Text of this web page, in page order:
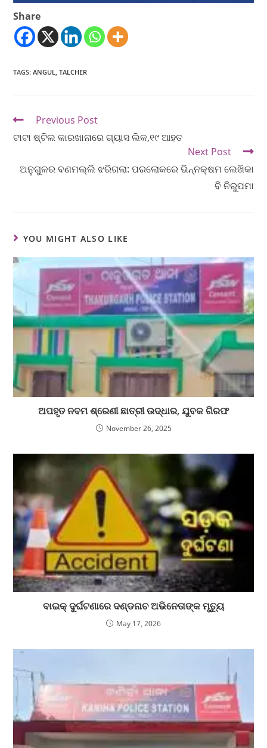
Share
TAGS:ANGUL TALCHER
Previous Post
ଟାଟା ଷ୍ଟିଲ କାରଖାନାରେ ଗ୍ୟାସ ଲିକ,୧୯ ଆହତ
Next Post
ଅନୁଗୁଳର ବଣମଲ୍ଲି ଝରିଗଲା: ପରଲୋକରେ ଭିନ୍ନକ୍ଷମ ଲେଖିକା
ବି ନିରୁପମା
YOU MIGHT ALSO LIKE
ଅପହୃତ ନବମ ଶ୍ରେଣୀ ଛାତ୍ରୀ ଉଦ୍ଧାର, ଯୁବକ ଗିରଫ
November 26, 2025
ବାଇକ୍ ଦୁର୍ଘଟଣାରେ ଦଣ୍ଡନାଚ ଅଭିନେତାଙ୍କ ମୃତ୍ୟୁ
May 17, 2026